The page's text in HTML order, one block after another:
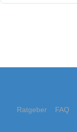
Ratgeber FAQ